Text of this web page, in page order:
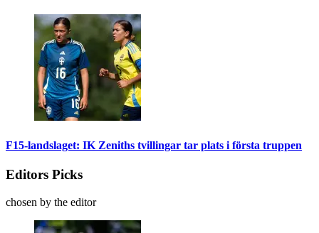
F15-landslaget: IK Zeniths tvillingar tar plats i första truppen
Editors Picks
chosen by the editor